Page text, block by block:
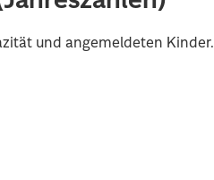
und angemeldeten Kinder.